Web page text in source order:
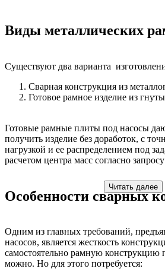
Виды металлических
Существуют два варианта
Сварная конструкция из
Готовое рамное изделие из
Готовые рамные плиты под насосы
получить изделие без доработок, с
нагрузкой и ее распределением под
расчетом центра масс согласно
Особенности сварных
Одним из главных требований,
насосов, является жесткость
самостоятельно рамную конструкцию
можно. Но для этого потребуется:
Читать далее